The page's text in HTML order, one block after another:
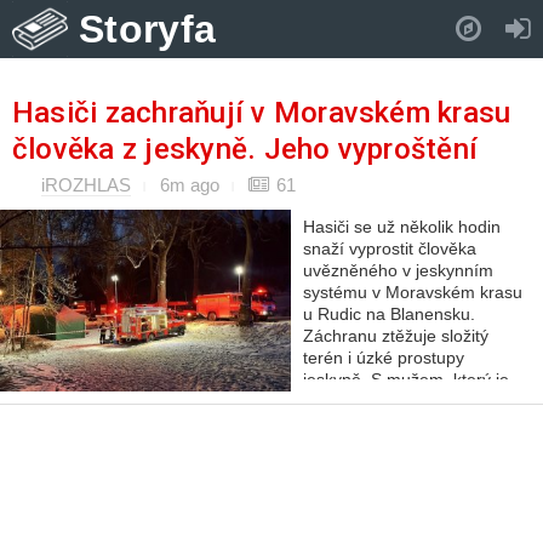
Storyfa
Hasiči zachraňují v Moravském krasu
člověka z jeskyně. Jeho vyproštění
odhadují na několik hodin
iROZHLAS 6m ago 61
Hasiči se už několik hodin
snaží vyprostit člověka
uvězněného v jeskynním
systému v Moravském krasu
u Rudic na Blanensku.
Záchranu ztěžuje složitý
terén i úzké prostupy
jeskyně. S mužem, který je
při vědomí se spojili a snaží
Pull down to refresh..